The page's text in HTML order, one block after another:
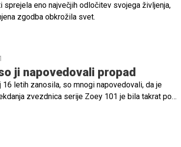
eno največjih odločitev svojega življenja,
zgodba obkrožila svet.
ji napovedovali propad
letih zanosila, so mnogi napovedovali, da je
zvezdnica serije Zoey 101 je bila takrat pod